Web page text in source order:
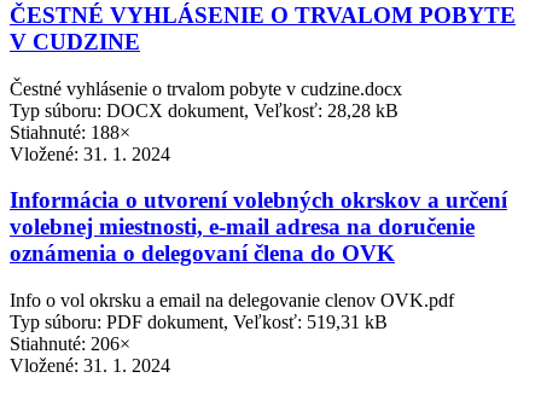
ČESTNÉ VYHLÁSENIE O TRVALOM POBYTE
V CUDZINE
Čestné vyhlásenie o trvalom pobyte v cudzine.docx
Typ súboru: DOCX dokument, Veľkosť: 28,28 kB
Stiahnuté: 188×
Vložené: 31. 1. 2024
Informácia o utvorení volebných okrskov a určení
volebnej miestnosti, e-mail adresa na doručenie
oznámenia o delegovaní člena do OVK
Info o vol okrsku a email na delegovanie clenov OVK.pdf
Typ súboru: PDF dokument, Veľkosť: 519,31 kB
Stiahnuté: 206×
Vložené: 31. 1. 2024